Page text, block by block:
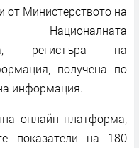
от Министерството на
Националната
регистъра на
получена по
информация.
онлайн платформа,
показатели на 180